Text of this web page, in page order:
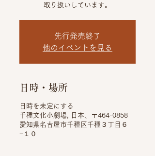
先行発売終了
他のイベントを見る
日時・場所
日時を未定にする
千種文化小劇場, 日本、〒464-0858
愛知県名古屋市千種区千種３丁目６
−１０